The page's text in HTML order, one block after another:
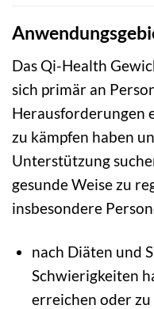
Das Qi-Health
sich primär an
Herausforderungen
zu kämpfen haben
Unterstützung
gesunde Weise zu
insbesondere
nach Diäten und
Schwierigkeiten
erreichen oder zu